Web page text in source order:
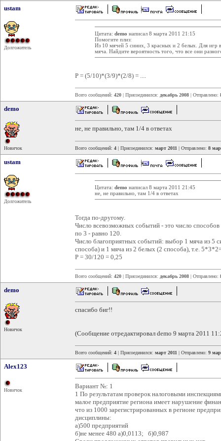
ustam
Долгожитель
Цитата: demo написал 8 марта 2011 21:15
Помогите плиз:
Из 10 мячей 5 синих, 3 красных и 2 белых. Для игр
мяча. Найдите вероятность того, что все они
Р = (5/10)*(3/9)*(2/8) = ....
Всего сообщений: 420 | Присоединился: декабрь 2008 | Отправлено:
demo
Новичок
не, не правильно, там 1/4 в ответах
Всего сообщений: 4 | Присоединился: март 2011 | Отправлено: 8
ustam
Долгожитель
Цитата: demo написал 8 марта 2011 21:45
не, не правильно, там 1/4 в ответах
Тогда по-другому.
Число всевозможных событий - это число
по 3 - равно 120.
Число благоприятных событий: выбор 1 мяча из 5
способа) и 1 мяча из 2 белых (2 способа), т.е.
Р = 30/120 = 0,25
Всего сообщений: 420 | Присоединился: декабрь 2008 | Отправлено:
demo
Новичок
спасибо биг!!
(Сообщение отредактировал demo 9 марта 2011
Всего сообщений: 4 | Присоединился: март 2011 | Отправлено: 9
Alex123
Новичок
Вариант №: 1
1 По результатам проверок налоговыми
малое предприятие региона имеет нарушение
что из 1000 зарегистрированных в регионе
дисциплины:
а)500 предприятий
б)не менее 480 а)0,0113; б)0,987